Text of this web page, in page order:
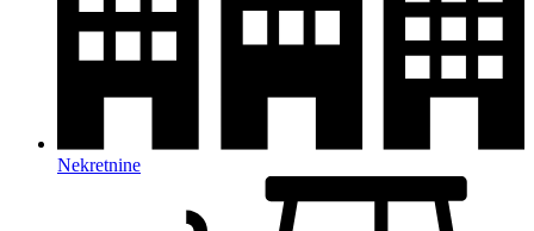
Nekretnine